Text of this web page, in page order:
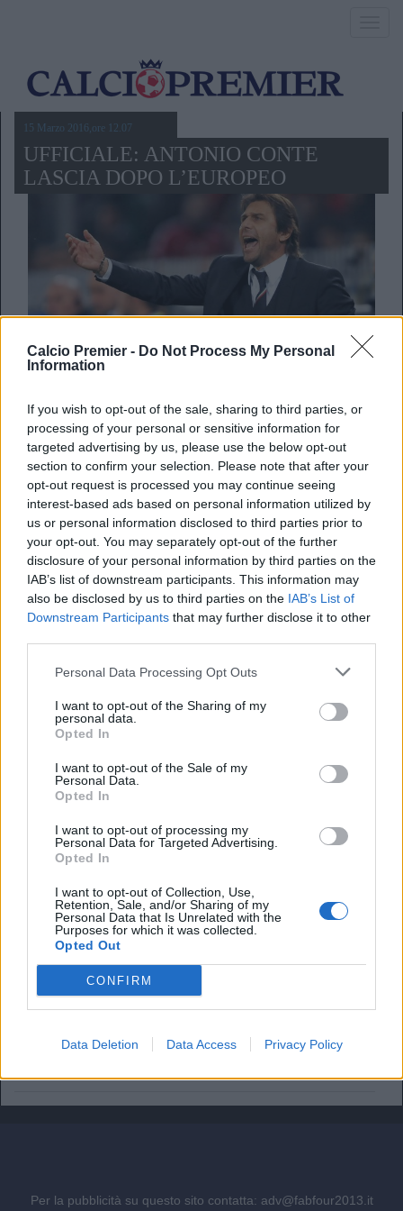
Calcio Premier - Do Not Process My Personal
Information
If you wish to opt-out of the sale, sharing to third parties, or
processing of your personal or sensitive information for
targeted advertising by us, please use the below opt-out
section to confirm your selection. Please note that after your
opt-out request is processed you may continue seeing
interest-based ads based on personal information utilized by
us or personal information disclosed to third parties prior to
your opt-out. You may separately opt-out of the further
disclosure of your personal information by third parties on the
IAB’s list of downstream participants. This information may
also be disclosed by us to third parties on the IAB’s List of
Downstream Participants that may further disclose it to other
Personal Data Processing Opt Outs
I want to opt-out of the Sharing of my
personal data.
Opted In
I want to opt-out of the Sale of my
Personal Data.
Opted In
I want to opt-out of processing my
Personal Data for Targeted Advertising.
Opted In
I want to opt-out of Collection, Use,
Retention, Sale, and/or Sharing of my
Personal Data that Is Unrelated with the
Purposes for which it was collected.
Opted Out
CONFIRM
Data Deletion Data Access Privacy Policy
15 Marzo 2016,ore 12.07
UFFICIALE: ANTONIO CONTE
LASCIA DOPO L’EUROPEO
Alla fine è arrivata la conferma:Antonio Contelascerà la
panchina dellaNazionaledopo l’Europeofrancese. L’ha
ufficializzatoTavecchiodavanti ai giornalisti che
affollavano l’ingresso della FIGC: “Dopo l’Europeo, Conte
lascerà la Nazionale. Sente il richiamo del campo e del
lavoro quotidiano”. Una notizia che era nell’aria, visto il
rapporto tra l’allenatore e gli stessi club riguardo dei tanto
chiaccherati stage. Come già confermato da Conte, egli
sentiva la mancanza del lavoro giornaliero, preferendo
così lasciare dopo la rassegna transalpina. Ufficialità che
REDAZIONE
Twitter: @Calciopremier
Pep Guardiola di nuovo in panchina? L'offerta di una
Nazionale fa sognare i tifosi
Tuchel: "I cambi? Nessun rimpianto. Dobbiamo convivere
col dolore"
Perchè l'Inghilterra non esonera Tuchel? Dalla clausola ad
Euro2028
Dentro al Mondiale dell'Inghilterra. Tutti i retroscena
Perchè Mainoo non ha giocato con l'Inghilterra? La
delusione di Tuchel
Per la pubblicità su questo sito contatta: adv@fabfour2013.it